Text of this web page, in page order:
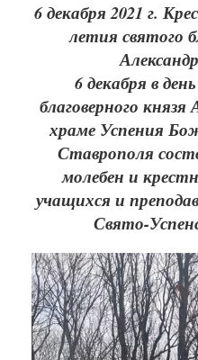
6 декабря 2021 г.
летия святого
6 декабря в
благоверного князя
храме Успения
Ставрополя
молебен и
учащихся и
Свято-